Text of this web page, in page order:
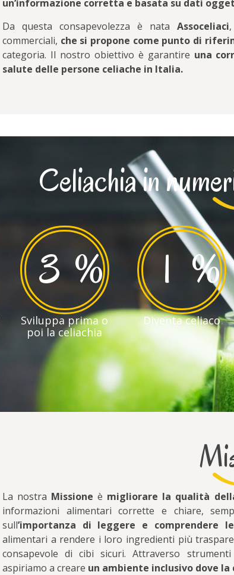
un’informazione corretta e basata su dati
Da questa consapevolezza è nataAssoceliaci
commerciali, che si propone come punto di
categoria. Il nostro obiettivo è garantire una
salute delle persone celiache in Italia.
Celiachia in
3 %
Sviluppa prima o
poi la celiachia
1 %
Diventa celiaco
La nostra Missioneè migliorare la qualità
informazioni alimentari corrette e chiare,
sull’importanza di leggere e comprendere
alimentari a rendere i loro ingredienti più
consapevole di cibi sicuri. Attraverso
aspiriamo a creare un ambiente inclusivo dove